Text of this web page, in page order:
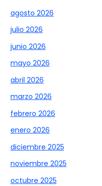
agosto 2026
julio 2026
junio 2026
mayo 2026
abril 2026
marzo 2026
febrero 2026
enero 2026
diciembre 2025
noviembre 2025
octubre 2025